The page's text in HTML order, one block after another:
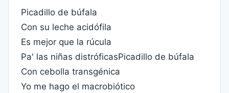
Picadillo de búfala
Con su leche acidófila
Es mejor que la rúcula
Pa' las niñas distróficasPicadillo de búfala
Con cebolla transgénica
Yo me hago el macrobiótico